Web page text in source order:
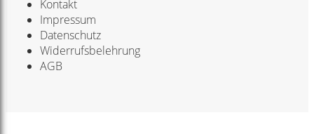
Kontakt
Impressum
Datenschutz
Widerrufsbelehrung
AGB